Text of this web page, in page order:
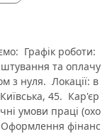
Графік роботи:
та оплачу
з нуля. ️ Локації: в
45. ️ Кар'єр
умови праці (охо
фінанс